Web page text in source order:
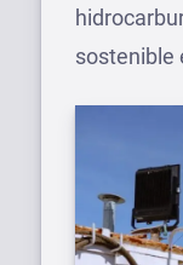
sostenible